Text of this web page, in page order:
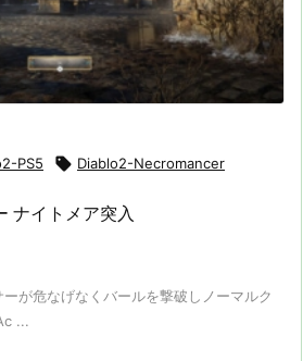
PS5  Diablo2-Necromancer
ナイトメア突入
が危なげなくバールを撃破しノーマルク
...